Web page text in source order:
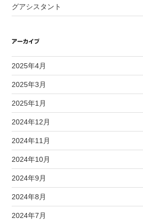
グアシスタント
アーカイブ
2025年4月
2025年3月
2025年1月
2024年12月
2024年11月
2024年10月
2024年9月
2024年8月
2024年7月